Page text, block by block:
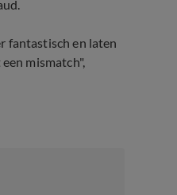
fantastisch en laten
mismatch",